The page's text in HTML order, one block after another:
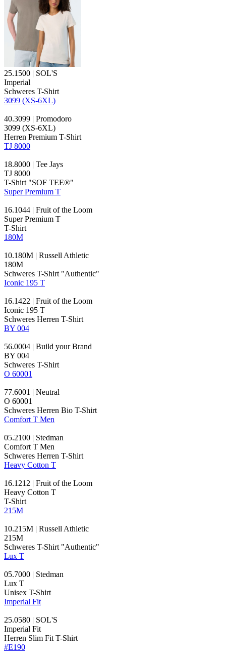
25.1500 | SOL'S
Imperial
Schweres T-Shirt
3099 (XS-6XL)
40.3099 | Promodoro
3099 (XS-6XL)
Herren Premium T-Shirt
TJ 8000
18.8000 | Tee Jays
TJ 8000
T-Shirt "SOF TEE®"
Super Premium T
16.1044 | Fruit of the Loom
Super Premium T
T-Shirt
180M
10.180M | Russell Athletic
180M
Schweres T-Shirt "Authentic"
Iconic 195 T
16.1422 | Fruit of the Loom
Iconic 195 T
Schweres Herren T-Shirt
BY 004
56.0004 | Build your Brand
BY 004
Schweres T-Shirt
O 60001
77.6001 | Neutral
O 60001
Schweres Herren Bio T-Shirt
Comfort T Men
05.2100 | Stedman
Comfort T Men
Schweres Herren T-Shirt
Heavy Cotton T
16.1212 | Fruit of the Loom
Heavy Cotton T
T-Shirt
215M
10.215M | Russell Athletic
215M
Schweres T-Shirt "Authentic"
Lux T
05.7000 | Stedman
Lux T
Unisex T-Shirt
Imperial Fit
25.0580 | SOL'S
Imperial Fit
Herren Slim Fit T-Shirt
#E190